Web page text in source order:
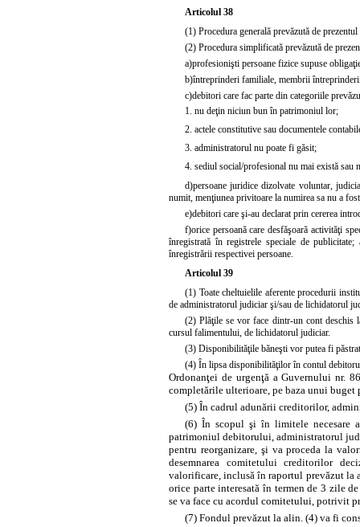
Articolul 38
(1) Procedura generală prevăzută de
(2) Procedura simplificată prevăzută de
a)profesionişti persoane fizice supuse
b)întreprinderi familiale, membrii
c)debitori care fac parte din categoriile
1. nu deţin niciun bun în patrimoniul lor;
2. actele constitutive sau documentele
3. administratorul nu poate fi găsit;
4. sediul social/profesional nu mai există sau
d)persoane juridice dizolvate voluntar,
numit, menţiunea privitoare la numirea sa nu a
e)debitori care şi-au declarat prin cererea
f)orice persoană care desfăşoară activităţi
înregistrată în registrele speciale de
înregistrării respectivei persoane.
Articolul 39
(1) Toate cheltuielile aferente procedurii
de administratorul judiciar şi/sau de lichidatorul
(2) Plăţile se vor face dintr-un cont deschis
cursul falimentului, de lichidatorul judiciar.
(3) Disponibilităţile băneşti vor putea fi
(4) În lipsa disponibilităţilor în contul
Ordonanţei de urgenţă a Guvernului nr.
completările ulterioare, pe baza unui buget
(5) În cadrul adunării creditorilor,
(6) În scopul şi în limitele necesare
patrimoniul debitorului, administratorul
pentru reorganizare, şi va proceda la
desemnarea comitetului creditorilor
valorificare, inclusă în raportul prevăzut la
orice parte interesată în termen de 3 zile
se va face cu acordul comitetului, potrivit
(7) Fondul prevăzut la alin. (4) va fi